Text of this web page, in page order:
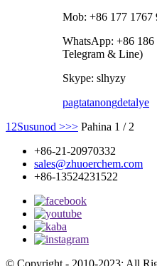
Mob: +86 177 1767
WhatsApp: +86
Telegram & Line)
Skype: slhyzy
pagtatanongdetalye
1 2Susunod >>> Pahina 1 / 2
+86-21-20970332
sales@zhuoerchem.com
+86-13524231522